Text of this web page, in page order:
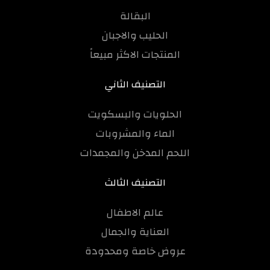
البقالة
الحليب والاجبان
المنتجات الاكثر مبيعاً
التصنيف الثاني
الحلويات والبسكويت
الماء والمشروبات
اللحم المدخن والمجمدات
التصنيف الثالث
عالم الاطفال
العناية والجمال
عروض خاصة ومحدودة